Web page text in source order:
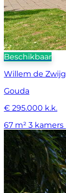
Beschikbaar
Willem de
Gouda
€ 295.000 k.k.
67 m² 3 kamers